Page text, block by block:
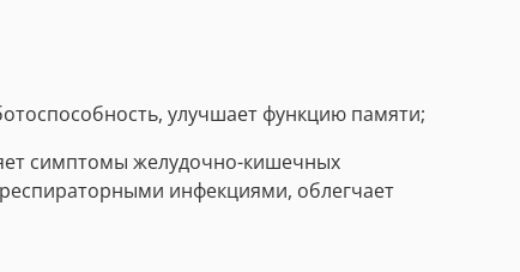
улучшает функцию памяти;
симптомы желудочно-кишечных
инфекциями, облегчает